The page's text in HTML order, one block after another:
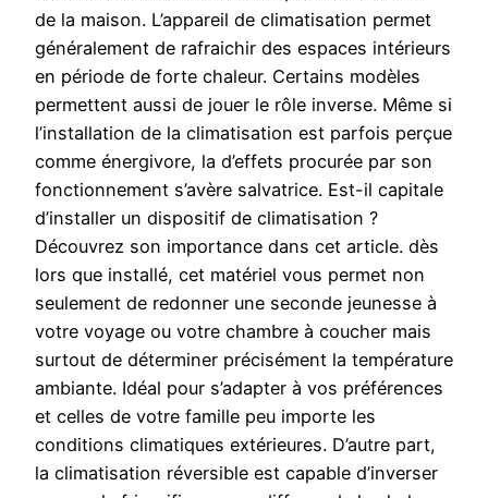
de la maison. L’appareil de climatisation permet
généralement de rafraichir des espaces intérieurs
en période de forte chaleur. Certains modèles
permettent aussi de jouer le rôle inverse. Même si
l’installation de la climatisation est parfois perçue
comme énergivore, la d’effets procurée par son
fonctionnement s’avère salvatrice. Est-il capitale
d’installer un dispositif de climatisation ?
Découvrez son importance dans cet article. dès
lors que installé, cet matériel vous permet non
seulement de redonner une seconde jeunesse à
votre voyage ou votre chambre à coucher mais
surtout de déterminer précisément la température
ambiante. Idéal pour s’adapter à vos préférences
et celles de votre famille peu importe les
conditions climatiques extérieures. D’autre part,
la climatisation réversible est capable d’inverser